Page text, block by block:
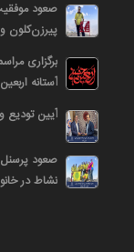
صعود
پیرزن‌کلون
برگزاری
آستانه
آیین تودیع
صعود پرسنل
نشاط در